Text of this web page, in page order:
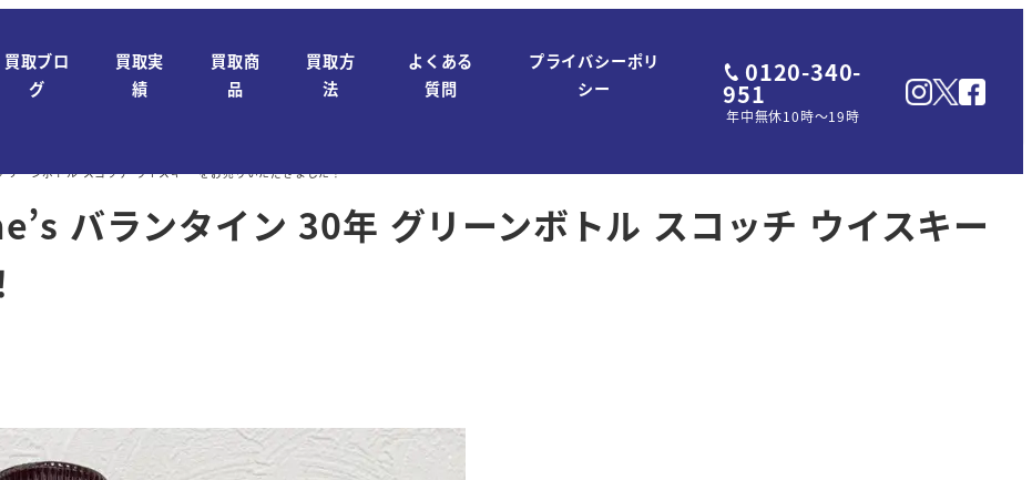
買取ブロ
グ
買取実
績
買取商
品
買取方
法
よくある
質問
プライバシーポリ
シー
0120-340-
951
年中無休10時～19時
ーンボトル スコッチ ウイスキー をお売りいただきました！
バランタイン 30年 グリーンボトル スコッチ ウイスキー